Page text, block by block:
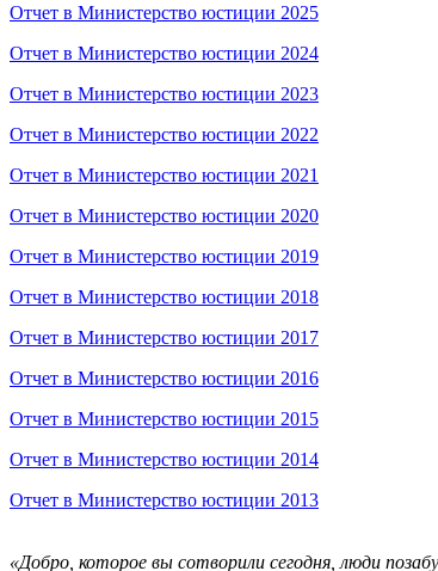
Отчет в Министерство юстиции 2025
Отчет в Министерство юстиции 2024
Отчет в Министерство юстиции 2023
Отчет в Министерство юстиции 2022
Отчет в Министерство юстиции 2021
Отчет в Министерство юстиции 2020
Отчет в Министерство юстиции 2019
Отчет в Министерство юстиции 2018
Отчет в Министерство юстиции 2017
Отчет в Министерство юстиции 2016
Отчет в Министерство юстиции 2015
Отчет в Министерство юстиции 2014
Отчет в Министерство юстиции 2013
«Добро, которое вы сотворили сегодня, люди